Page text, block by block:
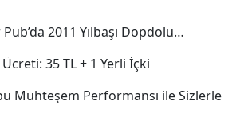
2011 Yılbaşı Dopdolu…
35 TL + 1 Yerli İçki
Muhteşem Performansı ile Sizlerle